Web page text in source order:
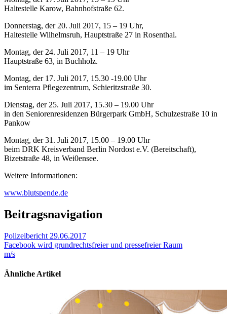
Haltestelle Karow, Bahnhofstraße 62.
Donnerstag, der 20. Juli 2017, 15 – 19 Uhr,
Haltestelle Wilhelmsruh, Hauptstraße 27 in Rosenthal.
Montag, der 24. Juli 2017, 11 – 19 Uhr
Hauptstraße 63, in Buchholz.
Montag, der 17. Juli 2017, 15.30 -19.00 Uhr
im Senterra Pflegezentrum, Schieritzstraße 30.
Dienstag, der 25. Juli 2017, 15.30 – 19.00 Uhr
in den Seniorenresidenzen Bürgerpark GmbH, Schulzestraße 10 in
Pankow
Montag, der 31. Juli 2017, 15.00 – 19.00 Uhr
beim DRK Kreisverband Berlin Nordost e.V. (Bereitschaft),
Bizetstraße 48, in Wei0ensee.
Weitere Informationen:
www.blutspende.de
Beitragsnavigation
Polizeibericht 29.06.2017
Facebook wird grundrechtsfreier und pressefreier Raum
m/s
Ähnliche Artikel